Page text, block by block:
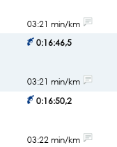
03:21 min/km
0:16:46,5
03:21 min/km
0:16:50,2
03:22 min/km